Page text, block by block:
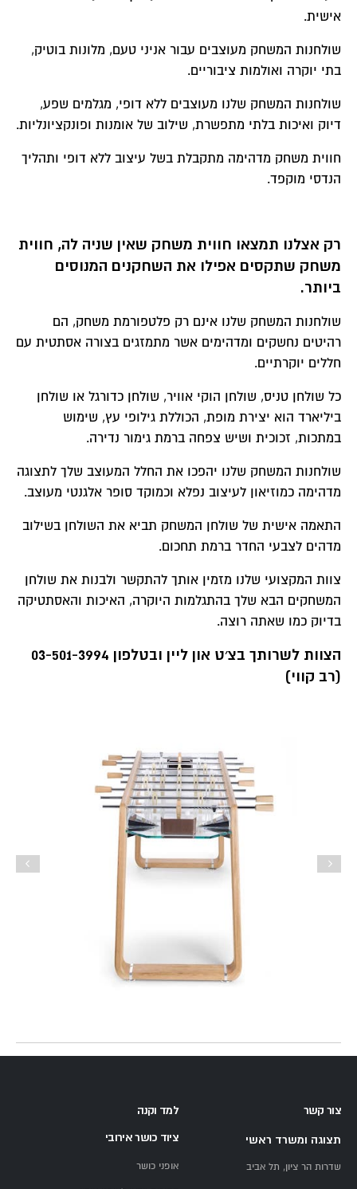
אישית.
שולחנות המשחק מעוצבים עבור אניני טעם, מלונות בוטיק,
בתי יוקרה ואולמות ציבוריים.
שולחנות המשחק שלנו מעוצבים ללא דופי, מגלמים שפע,
דיוק ואיכות בלתי מתפשרת, שילוב של אומנות ופונקציונליות.
חווית משחק מדהימה מתקבלת בשל עיצוב ללא דופי ותהליך
הנדסי מוקפד.
רק אצלנו תמצאו חווית משחק שאין שניה לה, חווית
משחק שתקסים אפילו את השחקנים המנוסים
ביותר.
שולחנות המשחק שלנו אינם רק פלטפורמת משחק, הם
רהיטים נחשקים ומדהימים אשר מתמזגים בצורה אסתטית עם
חללים יוקרתיים.
כל שולחן טניס, שולחן הוקי אוויר, שולחן כדורגל או שולחן
ביליארד הוא יצירת מופת, הכוללת גילופי עץ, שימוש
במתכות, זכוכית ושיש צפחה ברמת גימור נדירה.
שולחנות המשחק שלנו יהפכו את החלל המעוצב שלך לתצוגה
מדהימה כמוזיאון לעיצוב נפלא וכמוקד סופר אלגנטי מעוצב.
התאמה אישית של שולחן המשחק תביא את השולחן בשילוב
מדהים לצבעי החדר ברמת תחכום.
צוות המקצועי שלנו מזמין אותך להתקשר ולבנות את שולחן
המשחקים הבא שלך בהתגלמות היוקרה, האיכות והאסתטיקה
בדיוק כמו שאתה רוצה.
הצוות לשרותך בצ׳ט און ליין ובטלפון 03-501-3994
(רב קווי)
צור קשר
תצוגה ומשרד ראשי
שדרות הר ציון, תל אביב
למד וקנה
ציוד כושר אירובי
אופני כושר